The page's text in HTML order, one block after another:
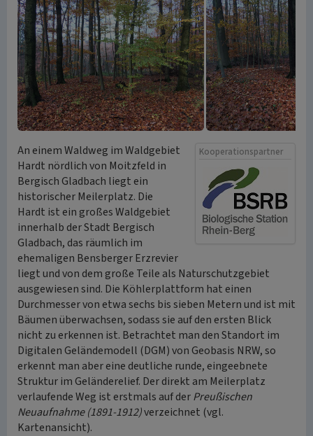
Kooperationspartner
An einem Waldweg im Waldgebiet
Hardt nördlich von Moitzfeld in
Bergisch Gladbach liegt ein
historischer Meilerplatz. Die
Hardt ist ein großes Waldgebiet
innerhalb der Stadt Bergisch
Gladbach, das räumlich im
ehemaligen Bensberger Erzrevier
liegt und von dem große Teile als Naturschutzgebiet
ausgewiesen sind. Die Köhlerplattform hat einen
Durchmesser von etwa sechs bis sieben Metern und ist mit
Bäumen überwachsen, sodass sie auf den ersten Blick
nicht zu erkennen ist. Betrachtet man den Standort im
Digitalen Geländemodell (DGM) von Geobasis NRW, so
erkennt man aber eine deutliche runde, eingeebnete
Struktur im Geländerelief. Der direkt am Meilerplatz
verlaufende Weg ist erstmals auf derPreußischen
Neuaufnahme (1891-1912)verzeichnet (vgl.
Kartenansicht).